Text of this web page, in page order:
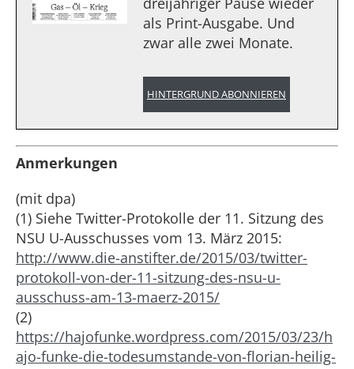
als Print-Ausgabe. Und
zwar alle zwei Monate.
HINTERGRUND ABONNIEREN
Anmerkungen
(mit dpa)
(1) Siehe Twitter-Protokolle der 11. Sitzung des
NSU U-Ausschusses vom 13. März 2015:
http://www.die-anstifter.de/2015/03/twitter-
protokoll-von-der-11-sitzung-des-nsu-u-
ausschuss-am-13-maerz-2015/
(2)
https://hajofunke.wordpress.com/2015/03/23/h
ajo-funke-die-todesumstande-von-florian-heilig-